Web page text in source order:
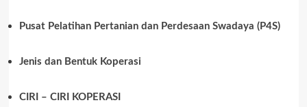
Pusat Pelatihan Pertanian dan Perdesaan Swadaya (P4S)
Jenis dan Bentuk Koperasi
CIRI – CIRI KOPERASI